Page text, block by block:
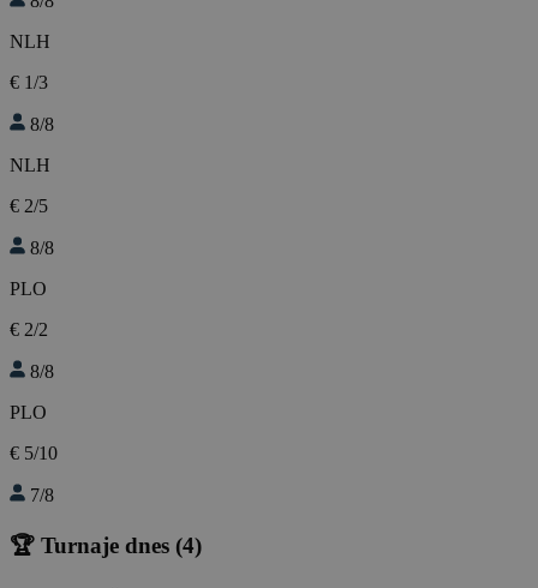
NLH
€ 1/3
8/8
NLH
€ 2/5
8/8
PLO
€ 2/2
8/8
PLO
€ 5/10
7/8
🏆 Turnaje dnes (4)